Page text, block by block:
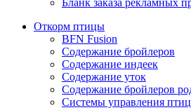
Бланк заказа рекламных
Откорм птицы
BFN Fusion
Содержание бройлеров
Содержание индеек
Содержание уток
Содержание бройлеров
Системы управления